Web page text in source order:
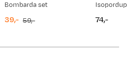
Bombarda set
39,- 59,- 74,-